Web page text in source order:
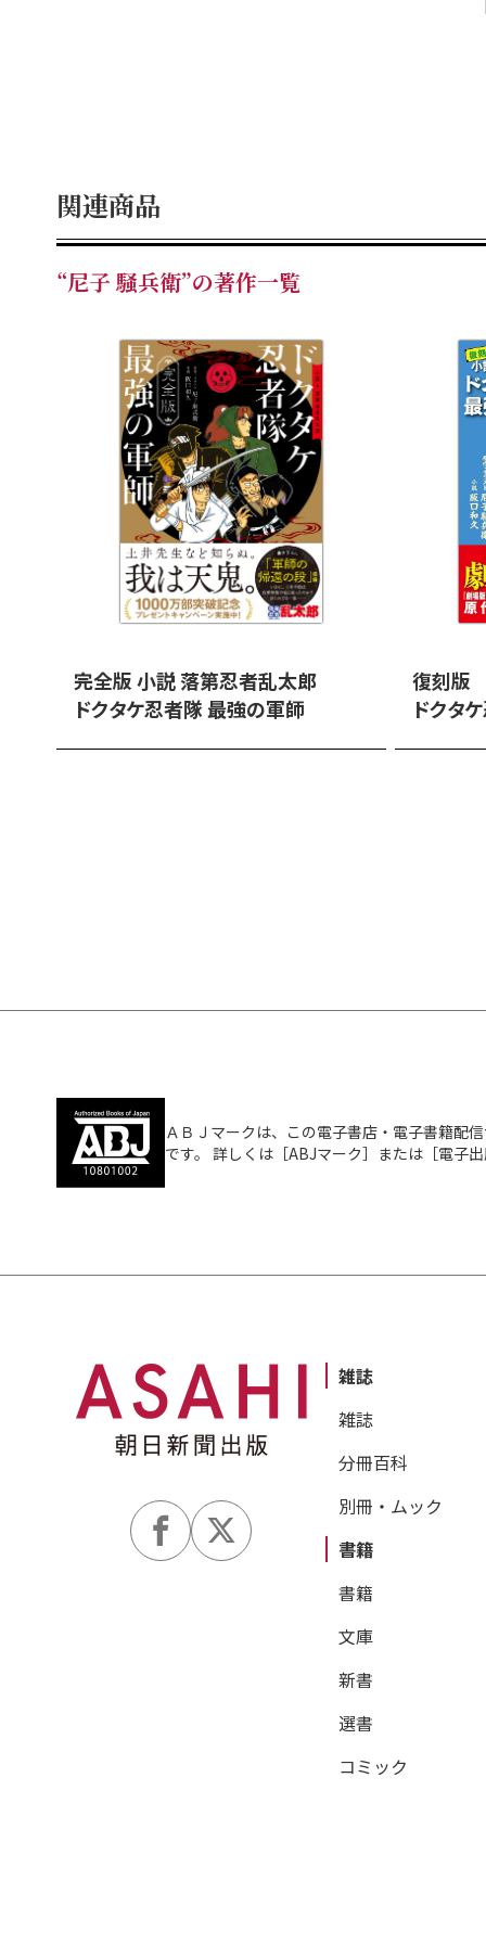
関連商品
“尼子 騒兵衛”の著作一覧
完全版 小説 落第忍者乱太郎
ドクタケ忍者隊 最強の軍師
復刻
ドクタ
ＡＢＪマークは、この電子書店・電子書籍配
です。 詳しくは［ABJマーク］または［電子
雑誌
雑誌
分冊百科
別冊・ムック
書籍
書籍
文庫
新書
選書
コミック